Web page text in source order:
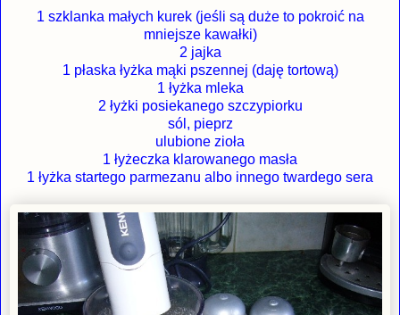
1 szklanka małych kurek (jeśli są duże to pokroić na
mniejsze kawałki)
2 jajka
1 płaska łyżka mąki pszennej (daję tortową)
1 łyżka mleka
2 łyżki posiekanego szczypiorku
sól, pieprz
ulubione zioła
1 łyżeczka klarowanego masła
1 łyżka startego parmezanu albo innego twardego sera